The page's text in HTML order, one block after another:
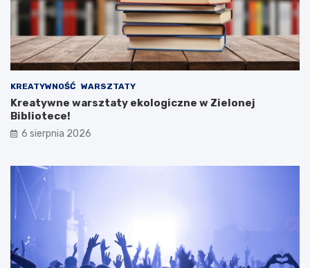
KREATYWNOŚĆ WARSZTATY
Kreatywne warsztaty ekologiczne w Zielonej
Bibliotece!
6 sierpnia 2026